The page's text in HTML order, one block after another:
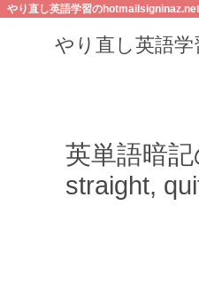
やり直し英語学習のhotmailsigninaz.net
やり直し英語学
英単語暗
straight,